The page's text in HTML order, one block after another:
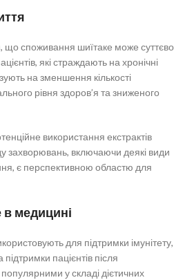
що споживання шиїтаке може суттєво
які страждають на хронічні
на зменшення кількості
рівня здоров’я та зниженого
використання екстрактів
захворювань, включаючи деякі види
є перспективною областю для
в медицині
для підтримки імунітету,
пацієнтів після
у складі дієтичних